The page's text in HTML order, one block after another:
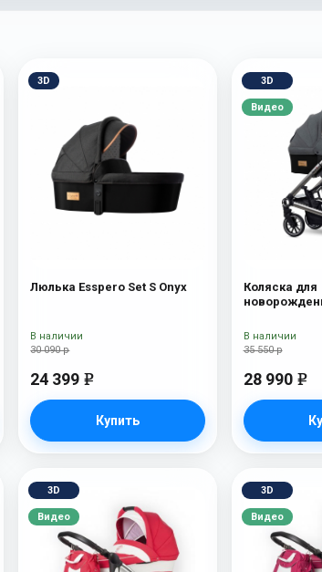
3D
Люлька Esspero Set S Onyx
30 090 р
24 399 e
Купить
В наличии
3D
Видео
Коляска для
35 550 р
28 990 e
В наличии
3D
Видео
3D
Видео